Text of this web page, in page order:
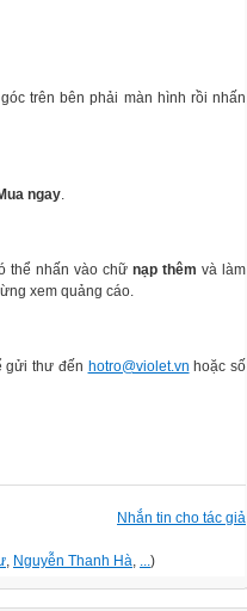
trên bên phải màn hình rồi nhấn
ngay.
thể nhấn vào chữ nạp thêm và làm
xem quảng cáo.
gửi thư đến hotro@violet.vn hoặc số
Nhắn tin cho tác giả
Nguyễn Thanh Hà )